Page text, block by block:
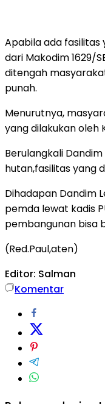
Apabila ada
dari Makodim 1629/
ditengah
punah.
Menurutnya,
yang dilakukan
Berulangkali
hutan,fasilitas yang
Dihadapan Dandim
pemda lewat kadis
pembangunan bisa
(Red.Paul,aten)
Editor: Salman
Komentar